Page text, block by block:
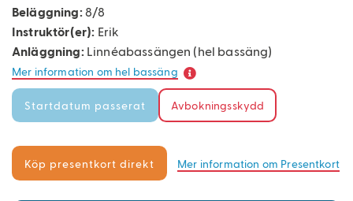
Beläggning: 8/8
Instruktör(er): Erik
Anläggning: Linnéabassängen (hel bassäng)
Mer information om hel bassäng
Avbokningsskydd
Mer information om Presentkort